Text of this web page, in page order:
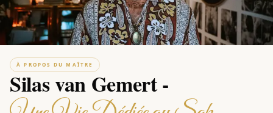
À PROPOS DU MAÎTRE
Silas van Gemert -